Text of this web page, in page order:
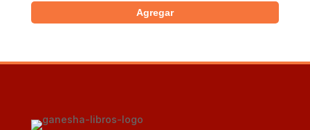
Agregar